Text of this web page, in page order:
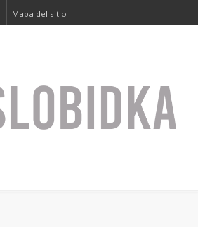
Mapa del sitio